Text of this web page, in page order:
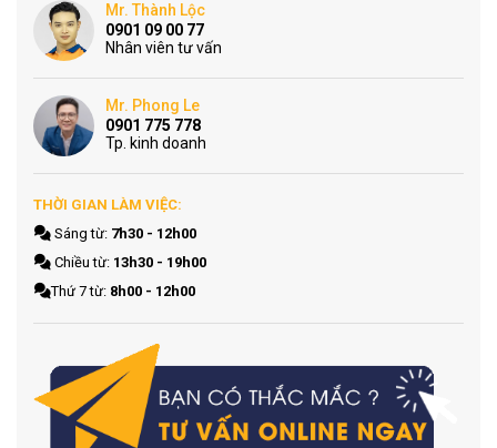
Mr. Thành Lộc
0901 09 00 77
Nhân viên tư vấn
Mr. Phong Le
0901 775 778
Tp. kinh doanh
THỜI GIAN LÀM VIỆC:
Sáng từ: 7h30 - 12h00
Chiều từ: 13h30 - 19h00
Thứ 7 từ: 8h00 - 12h00